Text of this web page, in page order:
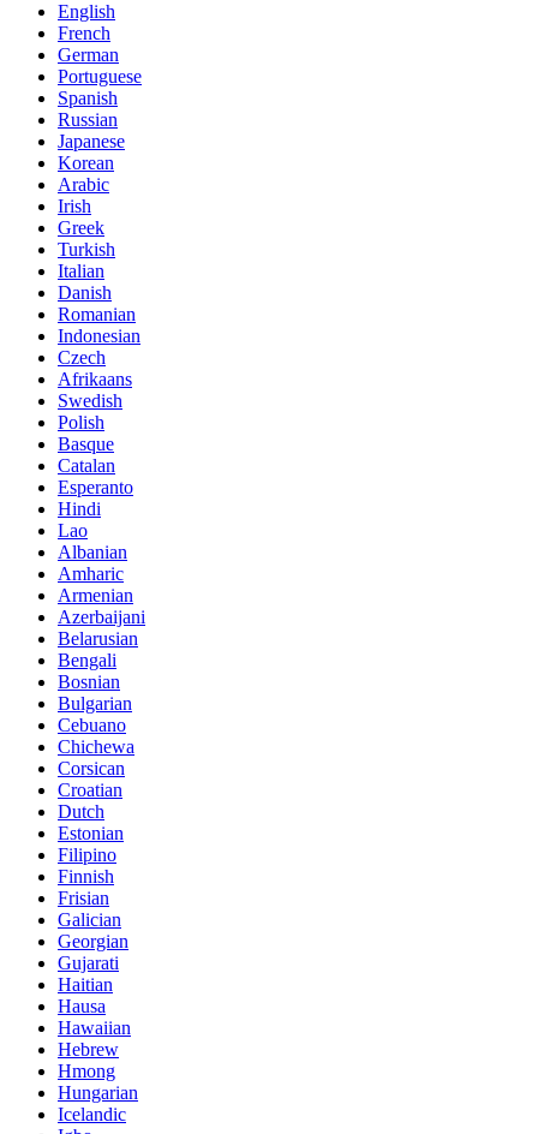
English
French
German
Portuguese
Spanish
Russian
Japanese
Korean
Arabic
Irish
Greek
Turkish
Italian
Danish
Romanian
Indonesian
Czech
Afrikaans
Swedish
Polish
Basque
Catalan
Esperanto
Hindi
Lao
Albanian
Amharic
Armenian
Azerbaijani
Belarusian
Bengali
Bosnian
Bulgarian
Cebuano
Chichewa
Corsican
Croatian
Dutch
Estonian
Filipino
Finnish
Frisian
Galician
Georgian
Gujarati
Haitian
Hausa
Hawaiian
Hebrew
Hmong
Hungarian
Icelandic